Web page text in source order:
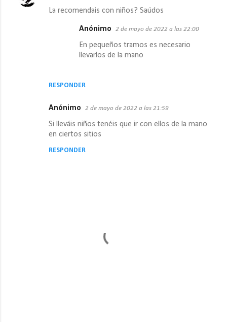
La recomendais con niños? Saúdos
RESPONDER
Anónimo 2 de mayo de 2022 a las 22:00
En pequeños tramos es necesario
llevarlos de la mano
Anónimo 2 de mayo de 2022 a las 21:59
Si lleváis niños tenéis que ir con ellos de la mano
en ciertos sitios
RESPONDER